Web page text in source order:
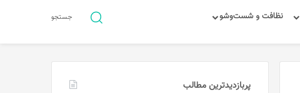
نظافت و شست‌وشو جستجوجستجو
پربازدیدترین مطالب